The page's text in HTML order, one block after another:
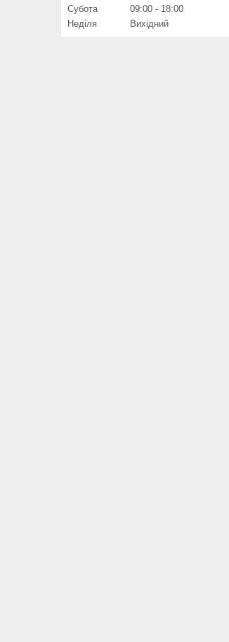
Субота
09:00
18:00
Неділя
Вихідний